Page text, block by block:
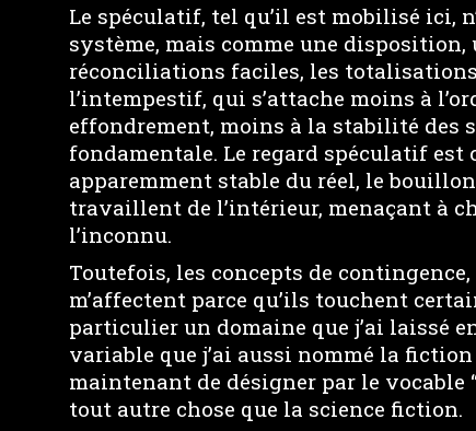
Le spéculatif, tel qu’il est mobilisé ici,
système, mais comme une disposition,
réconciliations faciles, les totalisations
l’intempestif, qui s’attache moins à
effondrement, moins à la stabilité des
fondamentale. Le regard spéculatif
apparemment stable du réel, le
travaillent de l’intérieur, menaçant à
l’inconnu.
Toutefois, les concepts de
m’affectent parce qu’ils touchent
particulier un domaine que j’ai laissé
variable que j’ai aussi nommé la
maintenant de désigner par le vocable
tout autre chose que la science fiction.